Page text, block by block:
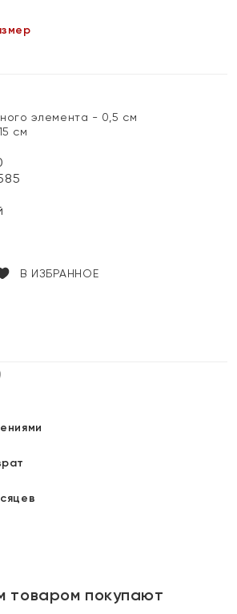
элемента - 0,5 см
см
В ИЗБРАННОЕ
товаром покупают